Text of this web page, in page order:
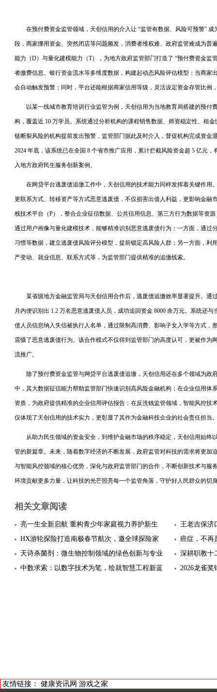
在预付费资金监管领域，天创信用的介入让 “监管有数据、风险可预警”
段，商家挪用资金、突然闭店等问题频发，消费者维权难、政府监管难成为普
能力（D）与量化建模能力（T），为地方政府监管部门打造了 “预付费资金监
者缴费信息、银行资金流水等多维度数据，构建起动态风险评估模型：当商家
会自动触发预警；同时，平台还能根据商家信用等级，灵活设定资金存管比例
以某一线城市教育培训行业监管为例，天创信用为当地教育局搭建的预付
构，覆盖近 10 万学员。系统通过分析机构的课程销售数据、师资稳定性、租
链断裂风险的机构提前发出预警，监管部门据此及时介入，督促机构完成资金
2024 年底，该系统已在全国 8 个省市推广应用，累计拦截风险资金超 5 亿元
入地方政府民生服务创新案例。
在网贷平台逃废债追缴工作中，天创信用的技术能力同样发挥着关键作用
更联系方式、转移资产等方式恶意逃废债，不仅损害出借人利益，更影响金融
栈技术平台（P），整合企业征信数据、公共信用信息、第三方行为数据等资
通过用户画像与量化建模技术，能够精准识别恶意逃废债行为：一方面，通过
习惯等数据，建立逃废债风险评分模型，提前锁定高风险人群；另一方面，利
产变动、就业信息、联系方式等，为监管部门提供精准的追缴线索。
某省级地方金融监管局与天创信用合作后，逃废债追缴效率显著提升。通
月内便识别出 1.2 万名恶意逃废债人员，成功追回资金 8000 余万元。系统还
债人员信息纳入失信被执行人名单，通过限制高消费、影响子女入学等方式，
震慑了恶意逃废债行为。该合作模式不仅得到监管部门的高度认可，更被作为
流推广。
除了预付费资金监管与网贷平台逃废债追缴，天创信用还在多个领域为政
中，其大数据征信能力帮助监管部门快速识别高风险金融机构；在企业信用体
资质，为政府提供精准的企业信用评估报告；在反洗钱监管领域，智能风控技
仅体现了天创信用的技术实力，更彰显了其作为金融科技企业的社会责任担当
从助力民生领域的资金安全，到维护金融市场的秩序稳定，天创信用始终
管的新篇章。未来，随着数字经济的不断发展，政府监管对科技的需求将更加
与智能风控领域的核心优势，深化与政府监管部门的合作，不断创新技术与服
环境贡献更多力量，让科技的光芒照亮每一个监管角落，守护好人民群众的切
相关文章阅读
亮一生全新启航 重构青少年家庭视力养护新生
王老吉保济
HX游轮探险打造南极春节航次，邀全球探险家
癌症，不
天诗杀菌剂：微生物控制领域的绿色创新与专业
深耕职教十
中数求索：以数字技术为笔，绘就智慧工程新蓝
2026龙雀
友情链接： 健康资讯网 游戏之家